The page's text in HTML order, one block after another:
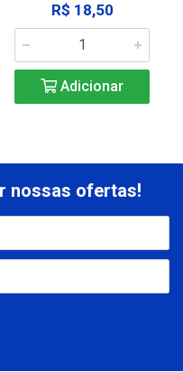
R$ 18,50
Adicionar
nossas ofertas!